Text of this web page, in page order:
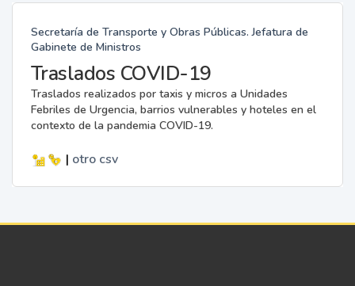
Secretaría de Transporte y Obras Públicas. Jefatura de
Gabinete de Ministros
Traslados COVID-19
Traslados realizados por taxis y micros a Unidades
Febriles de Urgencia, barrios vulnerables y hoteles en el
contexto de la pandemia COVID-19.
| otro csv